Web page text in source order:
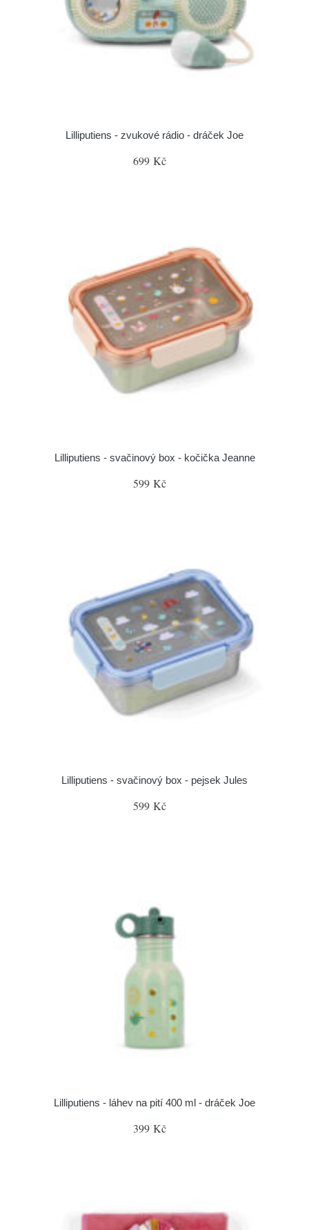
Lilliputiens - zvukové rádio - dráček Joe
699 Kč
Lilliputiens - svačinový box - kočička Jeanne
599 Kč
Lilliputiens - svačinový box - pejsek Jules
599 Kč
Lilliputiens - láhev na pití 400 ml - dráček Joe
399 Kč